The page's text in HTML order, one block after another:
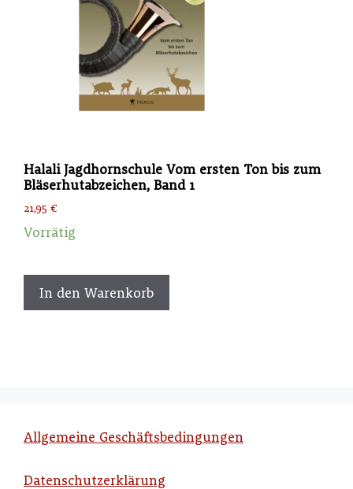
der
Produktseite
werden
Halali Jagdhornschule Vom ersten Ton bis zum
Bläserhutabzeichen, Band 1
21,95 €
Vorrätig
In den Warenkorb
Allgemeine Geschäftsbedingungen
Datenschutzerklärung